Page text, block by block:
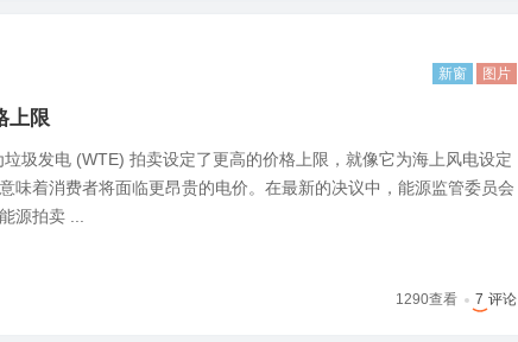
新窗 图片
上限
圾发电 (WTE) 拍卖设定了更高的价格上限，就像它为海上风电设定
味着消费者将面临更昂贵的电价。在最新的决议中，能源监管委员会
源拍卖 ...
1290查看 7 评论